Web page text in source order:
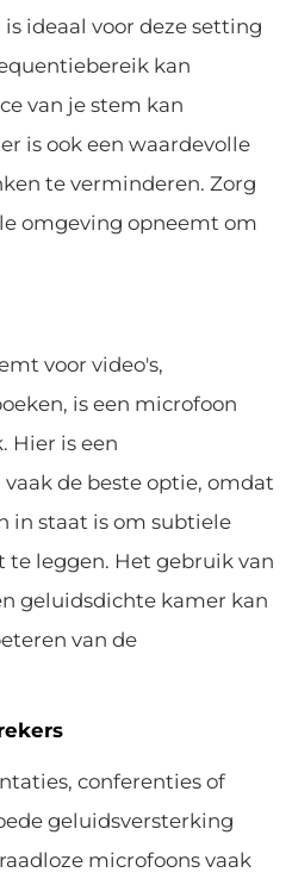
ideaal voor deze setting
kan
van je stem kan
is ook een waardevolle
te verminderen. Zorg
omgeving opneemt om
voor video's,
is een microfoon
Hier is een
de beste optie, omdat
in staat is om subtiele
te leggen. Het gebruik van
geluidsdichte kamer kan
van de
conferenties of
geluidsversterking
microfoons vaak